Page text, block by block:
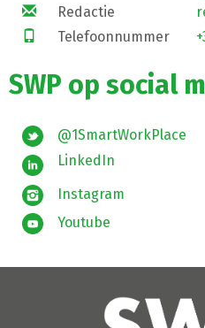
Redactie
Telefoonnummer
SWP op social
@1SmartWorkPlace
LinkedIn
Instagram
Youtube